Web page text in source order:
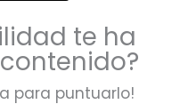
te ha
para puntuarlo!